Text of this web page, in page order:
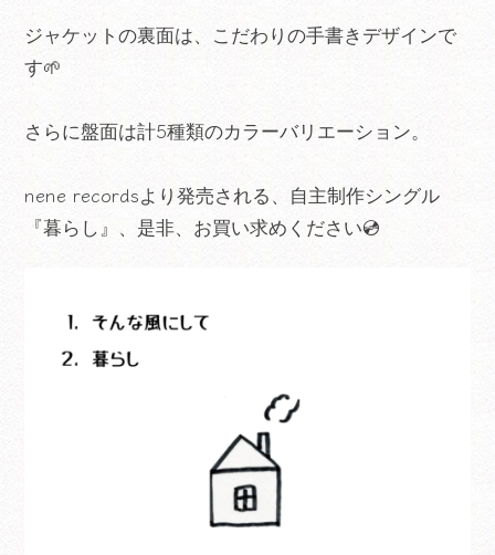
ジャケットの裏面は、こだわりの手書きデザインで
す🌱
さらに盤面は計5種類のカラーバリエーション。
nene recordsより発売される、自主制作シングル
『暮らし』、是非、お買い求めください💿